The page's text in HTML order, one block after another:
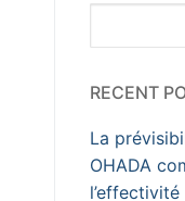
RECENT
La
OHADA